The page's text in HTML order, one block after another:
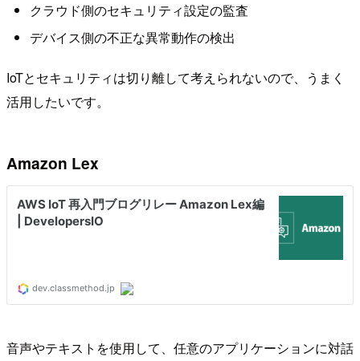
クラウド側のセキュリティ設定の監査
デバイス側の不正な異常動作の検出
IoTとセキュリティは切り離して考えられないので、うまく
活用したいです。
Amazon Lex
音声やテキストを使用して、任意のアプリケーションに対話